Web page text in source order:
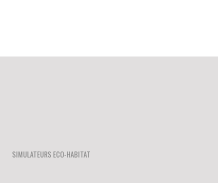
SIMULATEURS ECO-HABITAT